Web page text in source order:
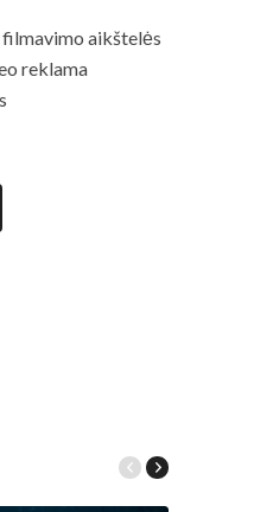
aikštelės
reklama